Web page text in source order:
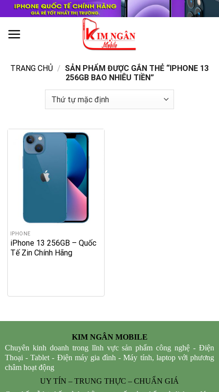
Skip
to
content
TRANG CHỦ / SẢN PHẨM ĐƯỢC GẮN THẺ “IPHONE 13
256GB BAO NHIÊU TIỀN”
IPHONE
iPhone 13 256GB – Quốc
Tế Zin Chính Hãng
KIM NGÂN MOBILE
Chuyên kinh doanh trong lĩnh vực sản phẩm công nghệ - Điện
Thoại - Tablet - Điện máy gia đình - Máy tính, laptop với phương
châm hoạt động
UY TÍN – TRUNG THỰC – CHUẨN GIÁ